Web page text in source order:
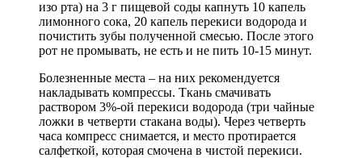
изо рта) на 3 г пищевой соды капнуть 10 капель
лимонного сока, 20 капель перекиси водорода и
почистить зубы полученной смесью. После этого
рот не промывать, не есть и не пить 10-15 минут.
Болезненные места – на них рекомендуется
накладывать компрессы. Ткань смачивать
раствором 3%-ой перекиси водорода (три чайные
ложки в четверти стакана воды). Через четверть
часа компресс снимается, и место протирается
салфеткой, которая смочена в чистой перекиси.